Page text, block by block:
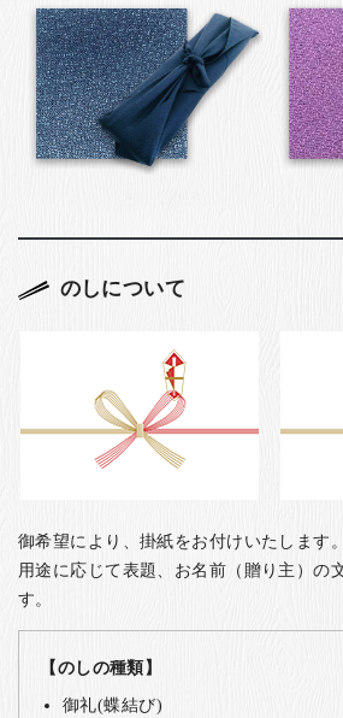
のしについて
御希望により、掛紙をお付けいたします。
用途に応じて表題、お名前（贈り主）の
す。
【のしの種類】
御礼(蝶結び)